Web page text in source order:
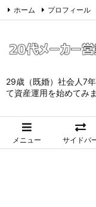
29歳（既婚）社会人7
て資産運用を始めてみま
メニュー サイドバ
ホーム プロフィール
Feedly